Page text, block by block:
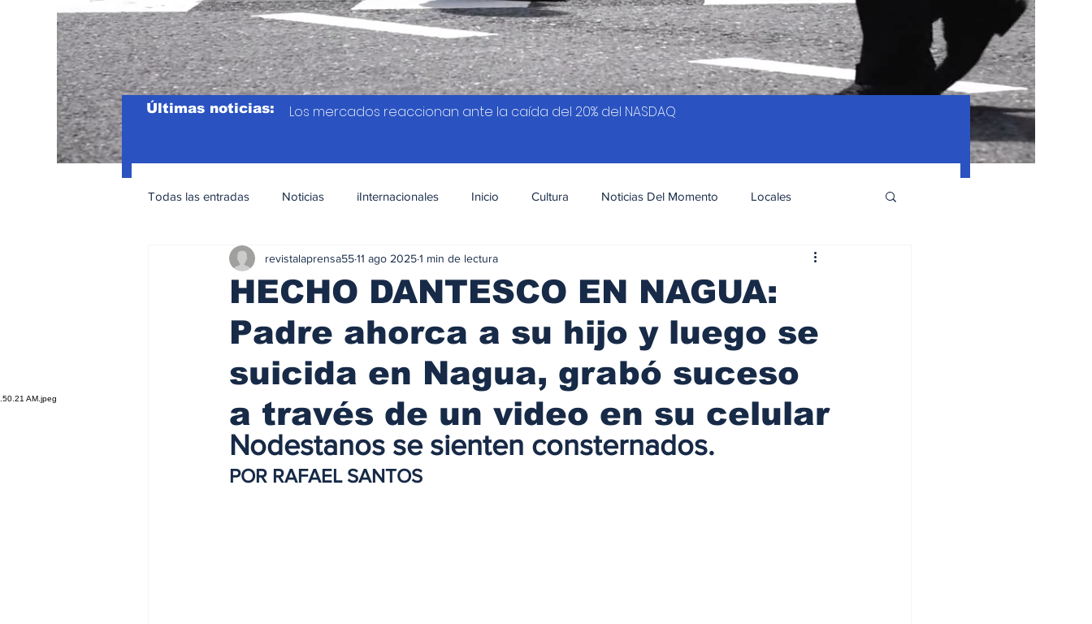
Últimas noticias: Los mercados reaccionan ante la caída del 20% del NASDAQ
Todas las entradas Noticias iInternacionales Inicio Cultura Noticias Del Momento Locales
Nacionales Educación Sexual Deportes Opinión
HECHO DANTESCO EN NAGUA:
Padre ahorca a su hijo y luego se
suicida en Nagua, grabó suceso
a través de un video en su celular
revistalaprensa5511 ago 20251 min de lectura
Nodestanos se sienten consternados.
POR RAFAEL SANTOS